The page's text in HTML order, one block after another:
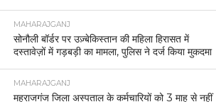
MAHARAJGANJ
सोनौली बॉर्डर पर उज़्बेकिस्तान की महिला हिरासत में
दस्तावेज़ों में गड़बड़ी का मामला, पुलिस ने दर्ज किया मुकदमा
MAHARAJGANJ
महराजगंज जिला अस्पताल के कर्मचारियों को 3 माह से नहीं